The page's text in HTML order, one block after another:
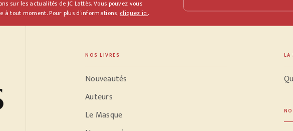
sur les actualités de JC Lattès. Vous pouvez vous
à tout moment. Pour plus d’informations,cliquez ici.
NOS LIVRES
Nouveautés
Auteurs
Le Masque
LA